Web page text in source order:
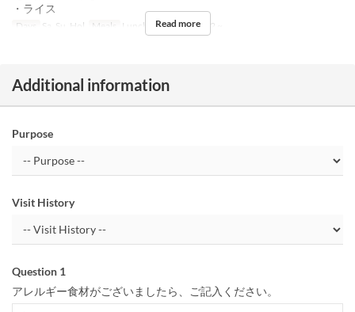
・ライス
Days Sa, Su, Hol Meals Lunch Order Limit 2 ~
Read more
Additional information
Purpose
Visit History
Question 1
アレルギー食材がございましたら、ご記入ください。